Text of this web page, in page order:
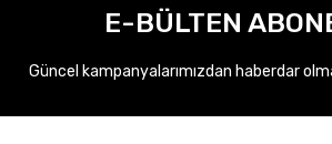
E-BÜLTEN
Güncel kampanyalarımızdan haberdar